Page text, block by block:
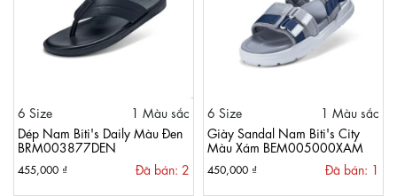
6 Size
1 Màu sắc
Dép Nam Biti's Daily Màu Đen
BRM003877DEN
455,000 ₫ Đã bán: 2
6 Size
1 Màu sắc
Giày Sandal Nam Biti's City
Màu Xám BEM005000XAM
450,000 ₫ Đã bán: 1